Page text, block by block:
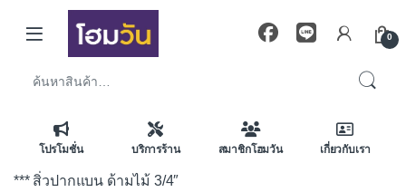
Skip to navigation
Skip to content
0
โปรโมชั่น บริการร้าน สมาชิกโฮมวัน เกี่ยวกับเรา
*** สิ่วปากแบน ด้ามไม้ 3/4″